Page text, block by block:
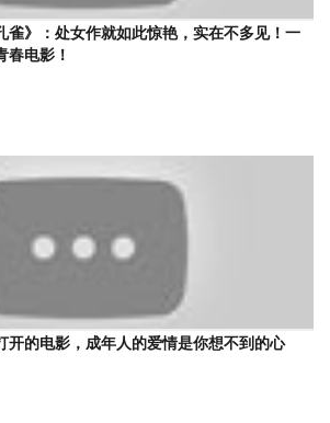
雀》：处女作就如此惊艳，实在不多见！一
春电影！
开的电影，成年人的爱情是你想不到的心